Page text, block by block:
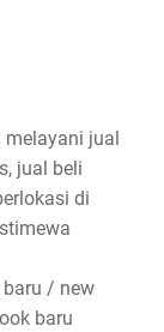
jual
jual beli
di
baru / new
baru